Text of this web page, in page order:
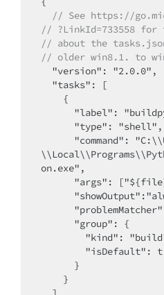
// ?LinkId=733558 for
// about the
// older win8.1. to
on.exe",